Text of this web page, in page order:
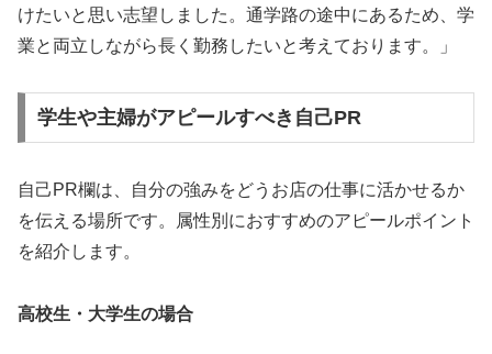
けたいと思い志望しました。通学路の途中にあるため、学
業と両立しながら長く勤務したいと考えております。」
学生や主婦がアピールすべき自己PR
自己PR欄は、自分の強みをどうお店の仕事に活かせるか
を伝える場所です。属性別におすすめのアピールポイント
を紹介します。
高校生・大学生の場合